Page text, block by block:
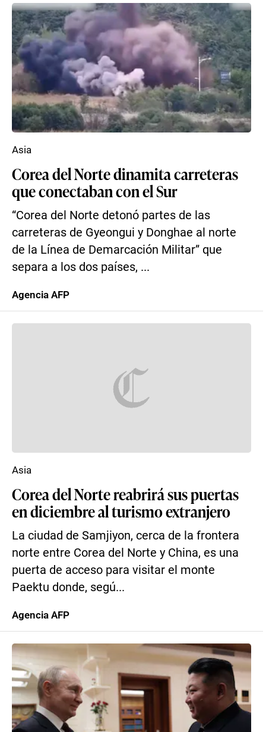
Corea del Norte dinamita carreteras
que conectaban con el Sur
“Corea del Norte detonó partes de las
carreteras de Gyeongui y Donghae al norte
de la Línea de Demarcación Militar” que
separa a los dos países, ...
Asia
Agencia AFP
Corea del Norte reabrirá sus puertas
en diciembre al turismo extranjero
La ciudad de Samjiyon, cerca de la frontera
norte entre Corea del Norte y China, es una
puerta de acceso para visitar el monte
Paektu donde, segú...
Asia
Agencia AFP